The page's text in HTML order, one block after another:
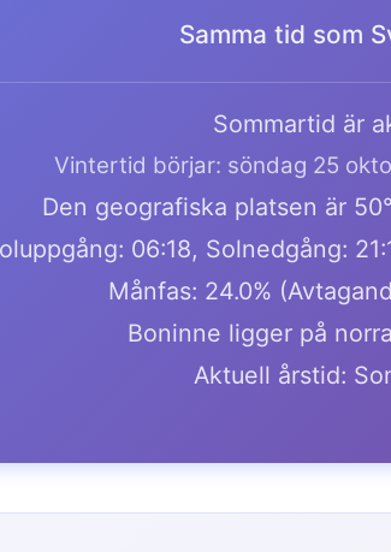
Samma tid som
Sommartid är
Vintertid börjar: söndag 25
Den geografiska platsen är
06:18, Solnedgång:
Månfas: 24.0%
Boninne ligger på
Aktuell årstid: